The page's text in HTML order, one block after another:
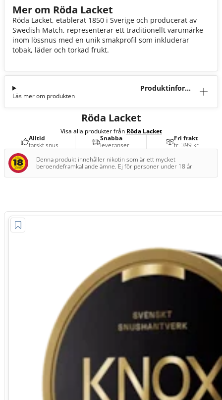
Mer om Röda Lacket
Röda Lacket, etablerat 1850 i Sverige och producerat av
Swedish Match, representerar ett traditionellt varumärke
inom lössnus med en unik smakprofil som inkluderar
tobak, läder och torkad frukt.
Produktinforma
Läs mer om produkten
Röda Lacket
Visa alla produkter från Röda Lacket
Alltid
färskt snus
Snabba
leveranser
Fri frakt
fr. 399 kr
Denna produkt innehåller nikotin som är ett mycket
beroendeframkallande ämne. Ej för personer under 18 år.